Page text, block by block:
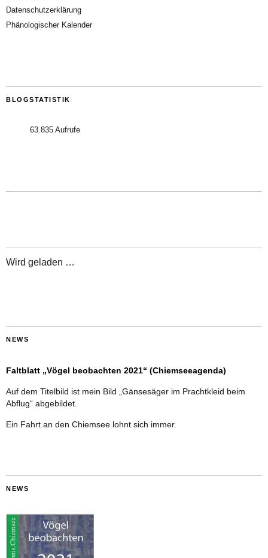
Datenschutzerklärung
Phänologischer Kalender
BLOGSTATISTIK
63.835 Aufrufe
Wird geladen …
NEWS
Faltblatt „Vögel beobachten 2021“ (Chiemseeagenda)
Auf dem Titelbild ist mein Bild „Gänsesäger im Prachtkleid beim
Abflug“ abgebildet.
Ein Fahrt an den Chiemsee lohnt sich immer.
NEWS